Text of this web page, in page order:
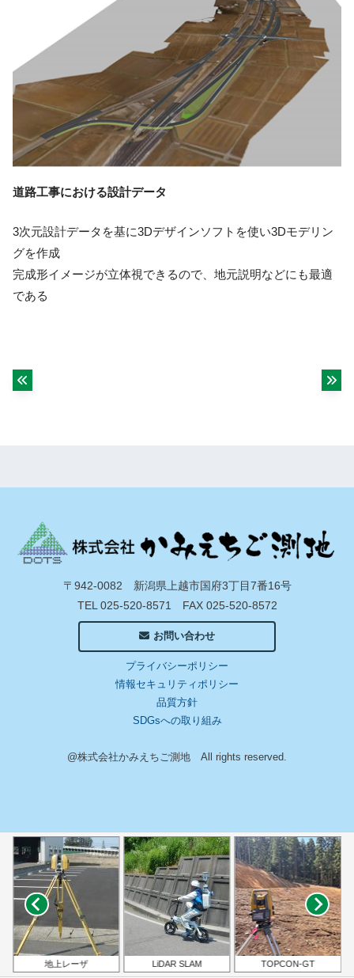
道路工事における設計データ
3次元設計データを基に3Dデザインソフトを使い3Dモデリン
グを作成
完成形イメージが立体視できるので、地元説明などにも最適
である
地上レーザ LiDAR SLAM TOPCON-GT
〒942-0082 新潟県上越市国府3丁目7番16号
TEL 025-520-8571 FAX 025-520-8572
お問い合わせ
プライバシーポリシー
情報セキュリティポリシー
品質方針
SDGsへの取り組み
@株式会社かみえちご測地 All rights reserved.